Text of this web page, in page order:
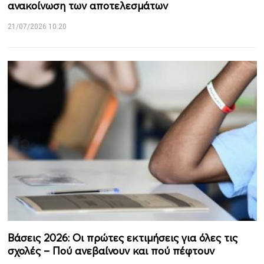
ανακοίνωση των αποτελεσμάτων
21/07/2026 10:20
Βάσεις 2026: Οι πρώτες εκτιμήσεις για όλες τις
σχολές – Πού ανεβαίνουν και πού πέφτουν